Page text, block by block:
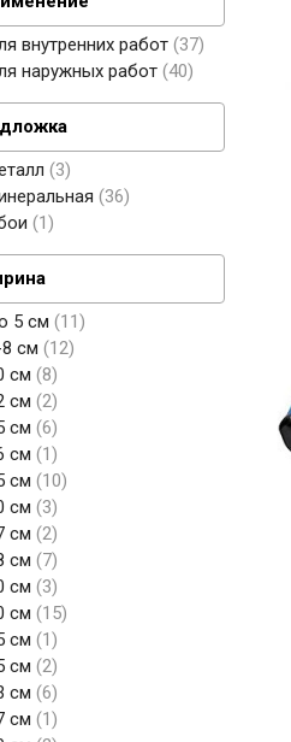
внутренних работ 37
наружных работ 40
3
36
1
5 см
11
см
12
см 8
см 2
см 6
см
1
см
10
см
3
см 2
см
7
см
3
см
15
см
1
см 2
см 6
см
1